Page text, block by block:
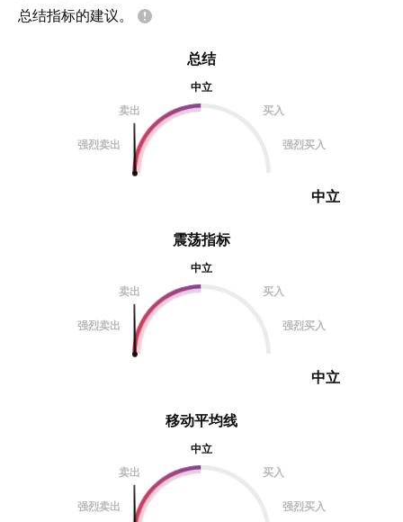
总结指标的建议。
震荡指标
中立
卖出
买入
强烈卖出 强烈买入
中立
总结
中立
卖出
买入
强烈卖出 强烈买入
中立
移动平均线
中立
卖出
买入
强烈卖出 强烈买入